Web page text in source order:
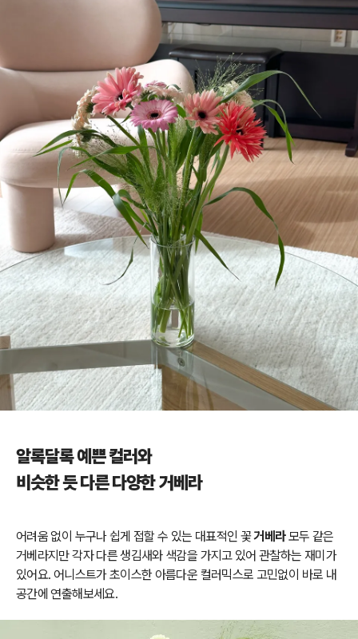
알록달록 예쁜 컬러와
비슷한 듯 다른 다양한 거베라
어려움 없이 누구나 쉽게 접할 수 있는 대표적인 꽃거베라모두 같은
거베라지만 각자 다른 생김새와 색감을 가지고 있어 관찰하는 재미가
있어요. 어니스트가 초이스한 아름다운 컬러믹스로 고민없이 바로 내
공간에 연출해보세요.